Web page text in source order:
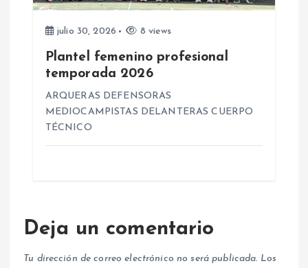
julio 30, 2026 8 views
Plantel femenino profesional
temporada 2026
ARQUERAS DEFENSORAS
MEDIOCAMPISTAS DELANTERAS CUERPO
TÉCNICO
Deja un comentario
Tu dirección de correo electrónico no será publicada. Los